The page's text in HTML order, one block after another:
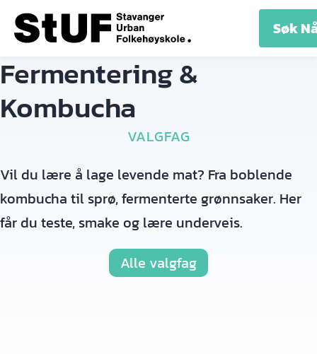
LINJER
ELEV
INFO
UTLEIE
Søk
Fermentering &
Kombucha
VALGFAG
Vil du lære å lage levende mat? Fra boblende
kombucha til sprø, fermenterte grønnsaker. Her
får du teste, smake og lære underveis.
Alle valgfag